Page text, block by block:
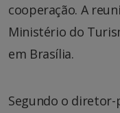
cooperação. A
Ministério do
em Brasília.
Segundo o diretor-